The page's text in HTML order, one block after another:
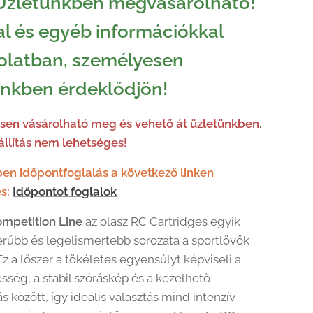
és egyéb információkkal
személyesen
érdeklődjön!
vásárolható meg és vehető át üzletünkben.
nem lehetséges!
időpontfoglalás a következő linken
Időpontot foglalok
Lineaz olasz RC Cartridges egyik
és legelismertebb sorozata a sportlövők
a lőszer a tökéletes egyensúlyt képviseli a
a stabil szóráskép és a kezelhető
között, így ideális választás mind intenzív